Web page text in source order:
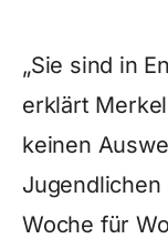
„Sie sind in
erklärt
keinen
Jugendlichen
Woche für